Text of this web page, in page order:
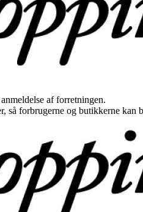
af forretningen.
så forbrugerne og butikkerne kan